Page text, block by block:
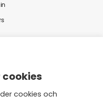
cookies
cookies och